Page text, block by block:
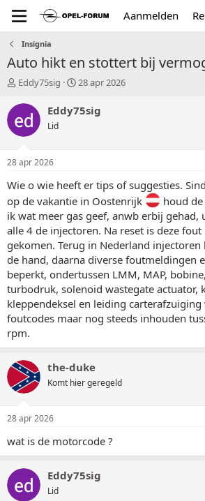
Aanmelden
Insignia
Auto hikt en stottert bij
T
p
i
c
a
r
e
r
Eddy75sig
S
a
u
m
28 apr 2026
Eddy75sig
Lid
28 apr 2026
Wie o wie heeft er tips of suggesties.
op de vakantie in Oostenrijk
houd
ik wat meer gas geef, anwb erbij gehad,
alle 4 de injectoren. Na reset is deze
gekomen. Terug in Nederland injectoren
de hand, daarna diverse foutmeldingen
beperkt, ondertussen LMM, MAP,
turbodruk, solenoid wastegate actuator,
kleppendeksel en leiding carterafzuiging
foutcodes maar nog steeds inhouden
rpm.
the-duke
Komt hier geregeld
28 apr 2026
wat is de motorcode ?
Eddy75sig
Lid